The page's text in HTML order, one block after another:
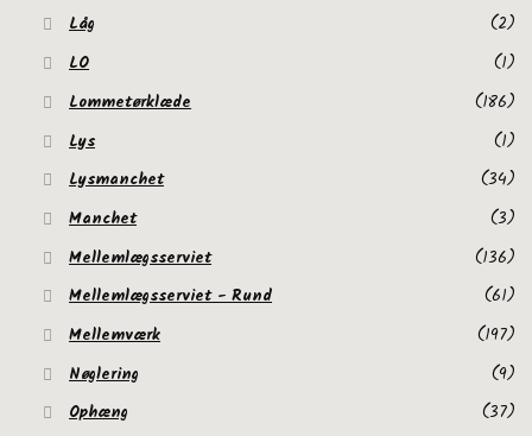
Låg
(2)
LO
(1)
Lommetørklæde
(186)
Lys
(1)
Lysmanchet
(34)
Manchet
(3)
Mellemlægsserviet
(136)
Mellemlægsserviet - Rund
(61)
Mellemværk
(197)
Nøglering
(9)
Ophæng
(37)